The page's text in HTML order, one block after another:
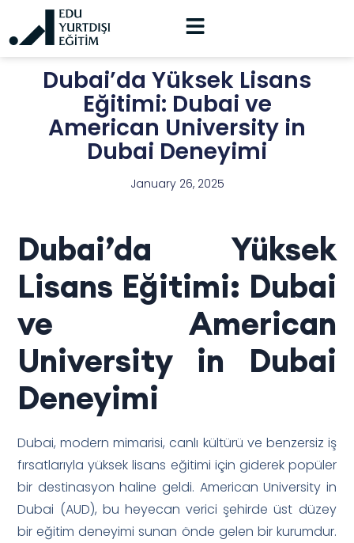
Dubai’da Yüksek Lisans
Eğitimi: Dubai ve
American University in
Dubai Deneyimi
January 26, 2025
Dubai’da Yüksek
Lisans Eğitimi: Dubai
ve American
University in Dubai
Deneyimi
Dubai, modern mimarisi, canlı kültürü ve benzersiz iş
fırsatlarıyla yüksek lisans eğitimi için giderek popüler
bir destinasyon haline geldi. American University in
Dubai (AUD), bu heyecan verici şehirde üst düzey
bir eğitim deneyimi sunan önde gelen bir kurumdur.